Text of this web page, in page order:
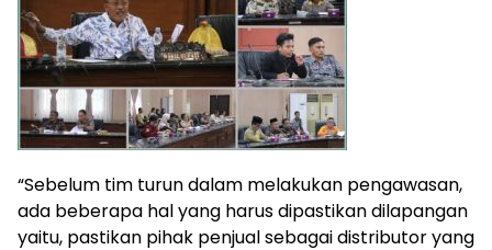
“Sebelum tim turun dalam melakukan pengawasan,
ada beberapa hal yang harus dipastikan dilapangan
yaitu, pastikan pihak penjual sebagai distributor yang